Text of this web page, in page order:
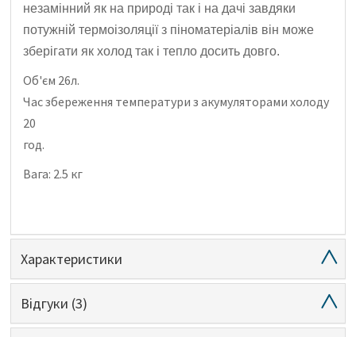
незамінний як на природі так і на дачі завдяки
потужній термоізоляції з піноматеріалів він може
зберігати як холод так і тепло досить довго.
Об'єм 26л.
Час збереження температури з акумуляторами холоду
20
Вага: 2.5 кг
Характеристики
Відгуки (3)